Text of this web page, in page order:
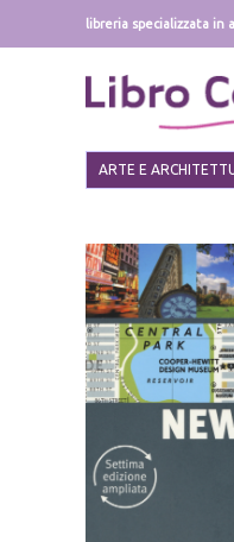
libreria specializzata
ARTE E